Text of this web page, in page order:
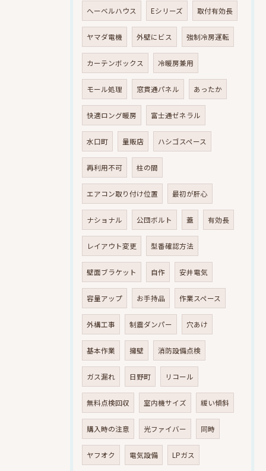
へーベルハウス Eシリーズ 取付有効長
ヤマダ電機 外壁にビス 強制冷房運転
カーテンボックス 冷暖房兼用
モール処理 窓貫通パネル あったか
快適ロング暖房 富士通ゼネラル
水口町 量販店 ハシゴスペース
再利用不可 柱の間
エアコン取り付け位置 最初が肝心
ナショナル 公団ボルト 蓋 有効長
レイアウト変更 型番確認方法
壁面ブラケット 自作 安井電気
容量アップ お手持品 作業スペース
外構工事 制震ダンパー 穴あけ
基本作業 擁壁 消防設備点検
ガス漏れ 日野町 リコール
無料点検回収 室内機サイズ 緩い傾斜
購入時の注意 光ファイバー 同時
ヤフオク 電気設備 LPガス